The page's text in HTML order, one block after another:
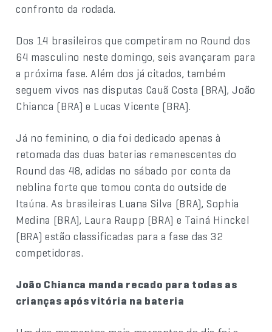
confronto da rodada.
Dos 14 brasileiros que competiram no Round dos
64 masculino neste domingo, seis avançaram para
a próxima fase. Além dos já citados, também
seguem vivos nas disputas Cauã Costa (BRA), João
Chianca (BRA) e Lucas Vicente (BRA).
Já no feminino, o dia foi dedicado apenas à
retomada das duas baterias remanescentes do
Round das 48, adidas no sábado por conta da
neblina forte que tomou conta do outside de
Itaúna. As brasileiras Luana Silva (BRA), Sophia
Medina (BRA), Laura Raupp (BRA) e Tainá Hinckel
(BRA) estão classificadas para a fase das 32
competidoras.
João Chianca manda recado para todas as
crianças após vitória na bateria